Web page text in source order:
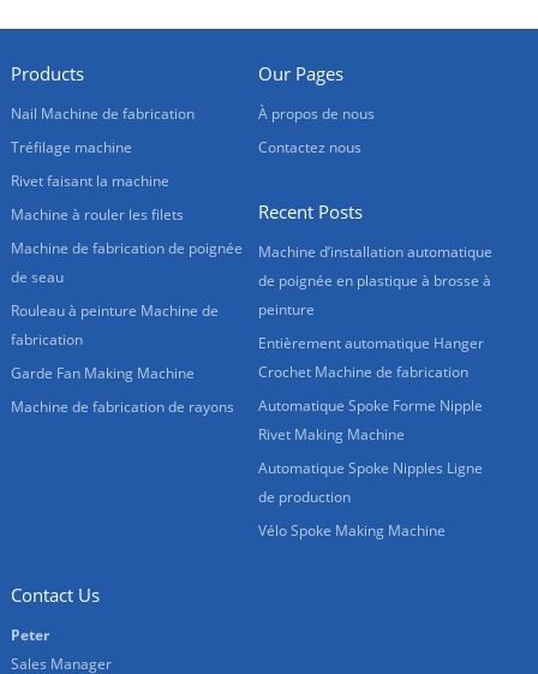
Products
Nail Machine de fabrication
Tréfilage machine
Rivet faisant la machine
Machine à rouler les filets
Machine de fabrication de poignée
de seau
Rouleau à peinture Machine de
fabrication
Garde Fan Making Machine
Machine de fabrication de rayons
Our Pages
À propos de nous
Contactez nous
Recent Posts
Machine d’installation automatique
de poignée en plastique à brosse à
peinture
Entièrement automatique Hanger
Crochet Machine de fabrication
Automatique Spoke Forme Nipple
Rivet Making Machine
Automatique Spoke Nipples Ligne
de production
Vélo Spoke Making Machine
Contact Us
Peter
Sales Manager